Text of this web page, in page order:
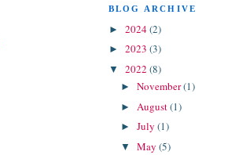
BLOG ARCHIVE
► 2024(2)
► 2023 (3)
▼ 2022 (8)
►November(1)
► August(1)
►July(1)
▼May(5)